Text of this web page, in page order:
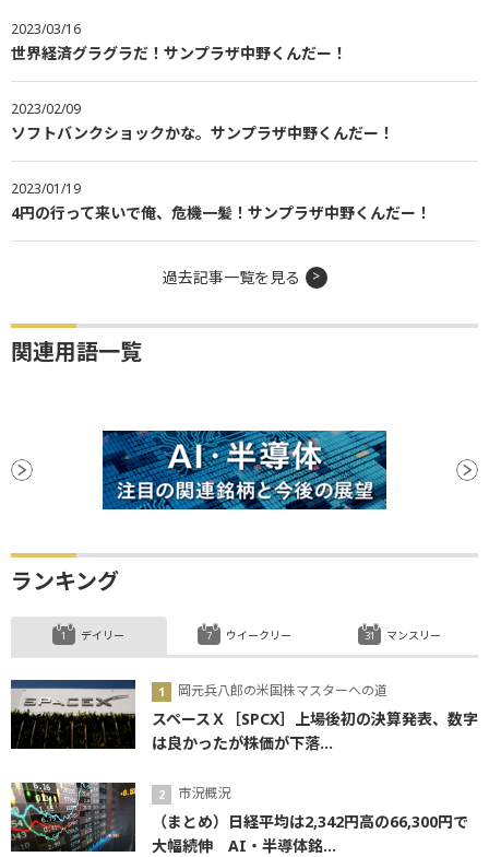
2023/03/16
世界経済グラグラだ！サンプラザ中野くんだー！
2023/02/09
ソフトバンクショックかな。サンプラザ中野くんだー！
2023/01/19
4円の行って来いで俺、危機一髪！サンプラザ中野くんだー！
過去記事一覧を見る
関連用語一覧
ランキング
デイリー
岡元兵八郎の米国株マスターへの道
スペースＸ［SPCX］上場後初の決算発表、数字
は良かったが株価が下落...
市況概況
（まとめ）日経平均は2,342円高の66,300円で
大幅続伸 AI・半導体銘...
ウイークリー マンスリー